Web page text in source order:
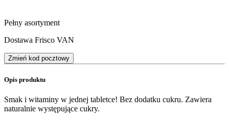
Pełny asortyment
Dostawa Frisco VAN
Zmień kod pocztowy
Opis produktu
Smak i witaminy w jednej tabletce! Bez dodatku cukru. Zawiera
naturalnie występujące cukry.